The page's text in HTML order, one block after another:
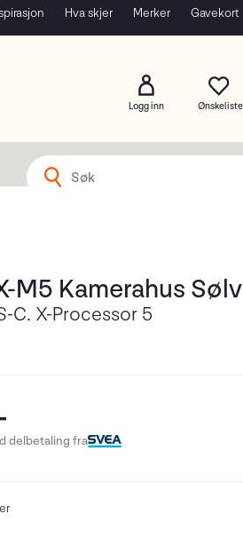
Hva skjer Merker Gavekort
Logg inn
M5 Kamerahus Sølv
C. X-Processor 5
delbetaling fra